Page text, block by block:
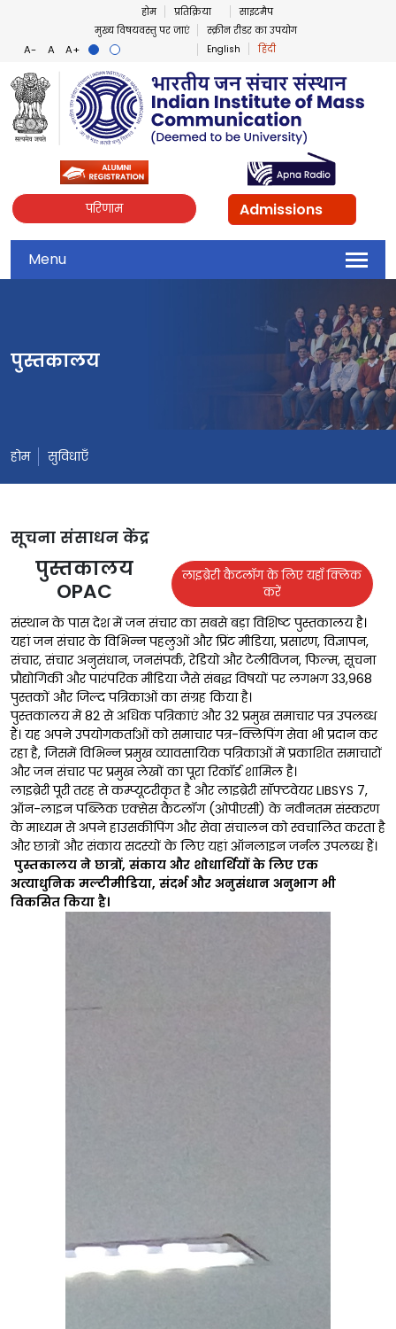
होम प्रतिक्रिया
साइटमैप
मुख्य विषयवस्तु पर जाएं
स्क्रीन रीडर का उपयोग
English
हिंदी
परिणाम Admissions
Menu
पुस्तकालय
होम सुविधाएँ
सूचना संसाधन केंद्र
पुस्तकालय
OPAC
लाइब्रेरी कैटलॉग के लिए यहाँ क्लिक
करें
संस्थान के पास देश में जन संचार का सबसे बड़ा विशिष्ट पुस्तकालय है।
यहां जन संचार के विभिन्न पहलुओं और प्रिंट मीडिया, प्रसारण, विज्ञापन,
संचार, संचार अनुसंधान, जनसंपर्क, रेडियो और टेलीविजन, फिल्म, सूचना
प्रौद्योगिकी और पारंपरिक मीडिया जैसे संबद्ध विषयों पर लगभग 33,968
पुस्तकों और जिल्द पत्रिकाओं का संग्रह किया है।
पुस्तकालय में 82 से अधिक पत्रिकाएं और 32 प्रमुख समाचार पत्र उपलब्ध
हैं। यह अपने उपयोगकर्ताओं को समाचार पत्र-क्लिपिंग सेवा भी प्रदान कर
रहा है, जिसमें विभिन्न प्रमुख व्यावसायिक पत्रिकाओं में प्रकाशित समाचारों
और जन संचार पर प्रमुख लेखों का पूरा रिकॉर्ड शामिल है।
लाइब्रेरी पूरी तरह से कम्प्यूटरीकृत है और लाइब्रेरी सॉफ्टवेयर LIBSYS 7,
ऑन-लाइन पब्लिक एक्सेस कैटलॉग (ओपीएसी) के नवीनतम संस्करण
के माध्यम से अपने हाउसकीपिंग और सेवा संचालन को स्वचालित करता है
और छात्रों और संकाय सदस्यों के लिए यहां ऑनलाइन जर्नल उपलब्ध हैं।
पुस्तकालय ने छात्रों, संकाय और शोधार्थियों के लिए एक
अत्याधुनिक मल्टीमीडिया, संदर्भ और अनुसंधान अनुभाग भी
विकसित किया है।